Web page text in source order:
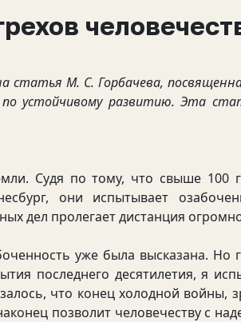
статья М. С. Горбачева,
устойчивому развитию. Эта
Судя по тому, что свыше 100
они испытывает
дел пролегает дистанция
уже была высказана. Но
последнего десятилетия, я
что конец холодной войны,
позволит человечеству с